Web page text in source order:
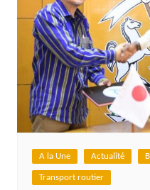
A la Une Actualité
Transport routier